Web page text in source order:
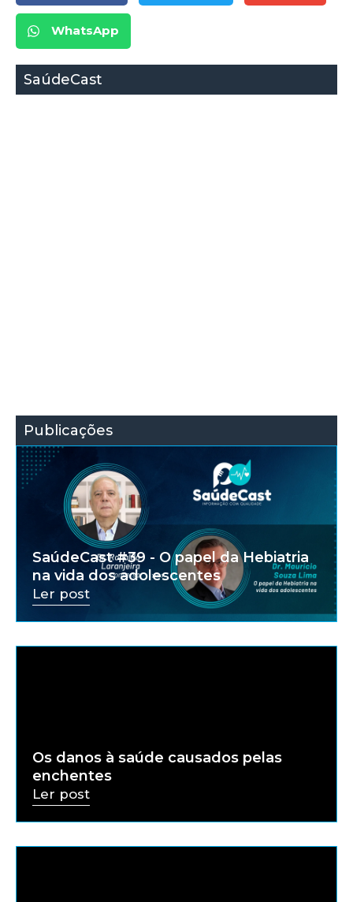
WhatsApp
SaúdeCast
Publicações
SaúdeCast #39 - O papel da Hebiatria
na vida dos adolescentes
Ler post
Os danos à saúde causados pelas
enchentes
Ler post